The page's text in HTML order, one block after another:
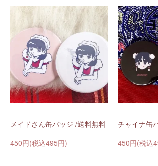
メイドさん缶バッジ /送料無料
450円(税込495円)
チャイナ缶
450円(税込